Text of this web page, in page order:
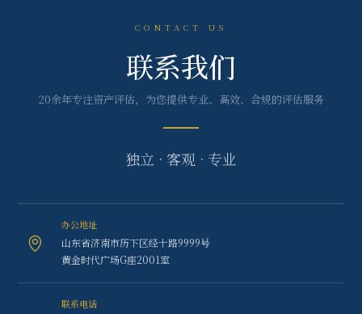
CONTACT US
联系我们
20余年专注资产评估，为您提供专业、高效、合规的评估服务
独立 · 客观 · 专业
办公地址
山东省济南市历下区经十路9999号
黄金时代广场G座2001室
联系电话